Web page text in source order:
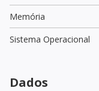
Memória
Sistema Operacional
Dados